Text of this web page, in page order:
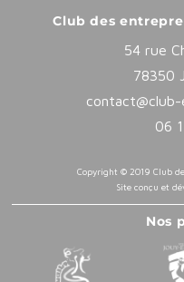
Club des
54 rue
78350
06
Copyright © 2019 Club
Site conçu et
Nos